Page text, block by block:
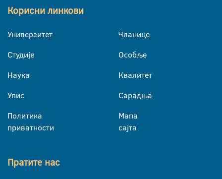
Корисни линкови
Универзитет
Студије
Наука
Упис
Политика
приватности
Чланице
Особље
Квалитет
Сарадња
Мапа
сајта
Пратите нас